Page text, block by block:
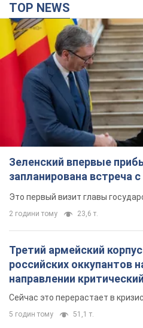
TOP NEWS
Зеленский впервые
запланирована встреча
Это первый визит главы
2 години тому 23,6 т.
Третий армейский
российских оккупантов
направлении
удалось
Сейчас это перерастает в
5 годин тому 51,1 т.